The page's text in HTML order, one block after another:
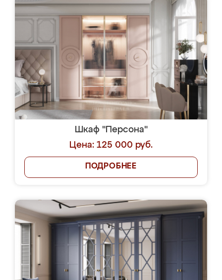
Шкаф "Персона"
Цена: 125 000 руб.
ПОДРОБНЕЕ